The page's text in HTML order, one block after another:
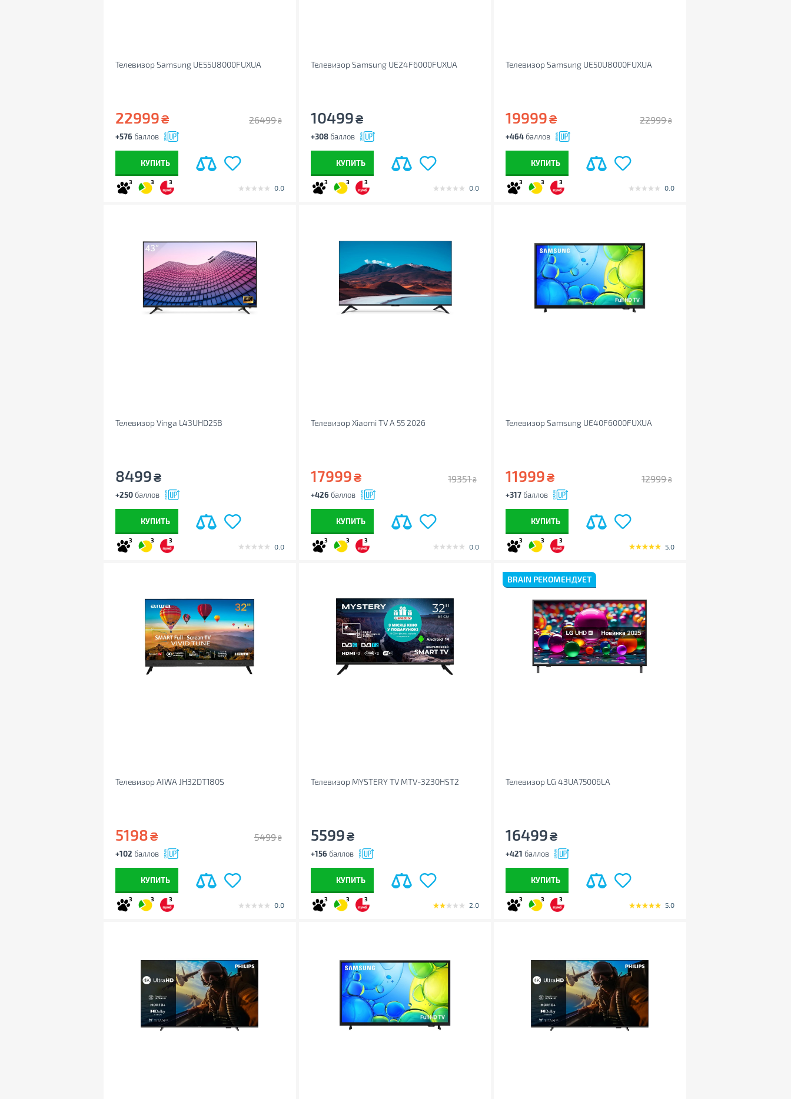
Телевизор Samsung UE55U8000FUXUA
22999₴ 26499 ₴
+576 баллов
КУПИТЬ
3 3 3
0.0
Телевизор Samsung UE24F6000FUXUA
10499₴
+308баллов
КУПИТЬ
3 3 3
0.0
Телевизор Samsung UE50U8000FUXUA
19999₴ 22999 ₴
+464 баллов
КУПИТЬ
3 3 3
0.0
Телевизор Vinga L43UHD25B
8499₴
+250 баллов
КУПИТЬ
3 3 3
0.0
Телевизор Xiaomi TV A 55 2026
17999₴ 19351 ₴
+426 баллов
КУПИТЬ
3 3 3
0.0
Телевизор Samsung UE40F6000FUXUA
11999₴ 12999 ₴
+317 баллов
КУПИТЬ
3 3 3
5.0
Телевизор AIWA JH32DT180S
5198₴ 5499 ₴
+102 баллов
КУПИТЬ
3 3 3
0.0
Телевизор MYSTERY TV MTV-3230HST2
5599₴
+156 баллов
КУПИТЬ
3 3 3
2.0
BRAIN РЕКОМЕНДУЕТ
Телевизор LG 43UA75006LA
16499₴
+421 баллов
КУПИТЬ
3 3 3
5.0